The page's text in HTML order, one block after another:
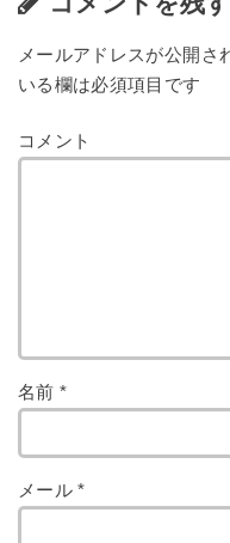
メールアドレスが公開さ
いる欄は必須項目です
コメント
名前 *
メール*